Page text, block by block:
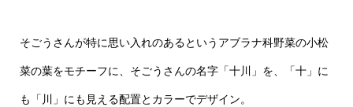
そごうさんが特に思い入れのあるというアブラナ科野菜の小松
菜の葉をモチーフに、そごうさんの名字「十川」を、「十」に
も「川」にも見える配置とカラーでデザイン。